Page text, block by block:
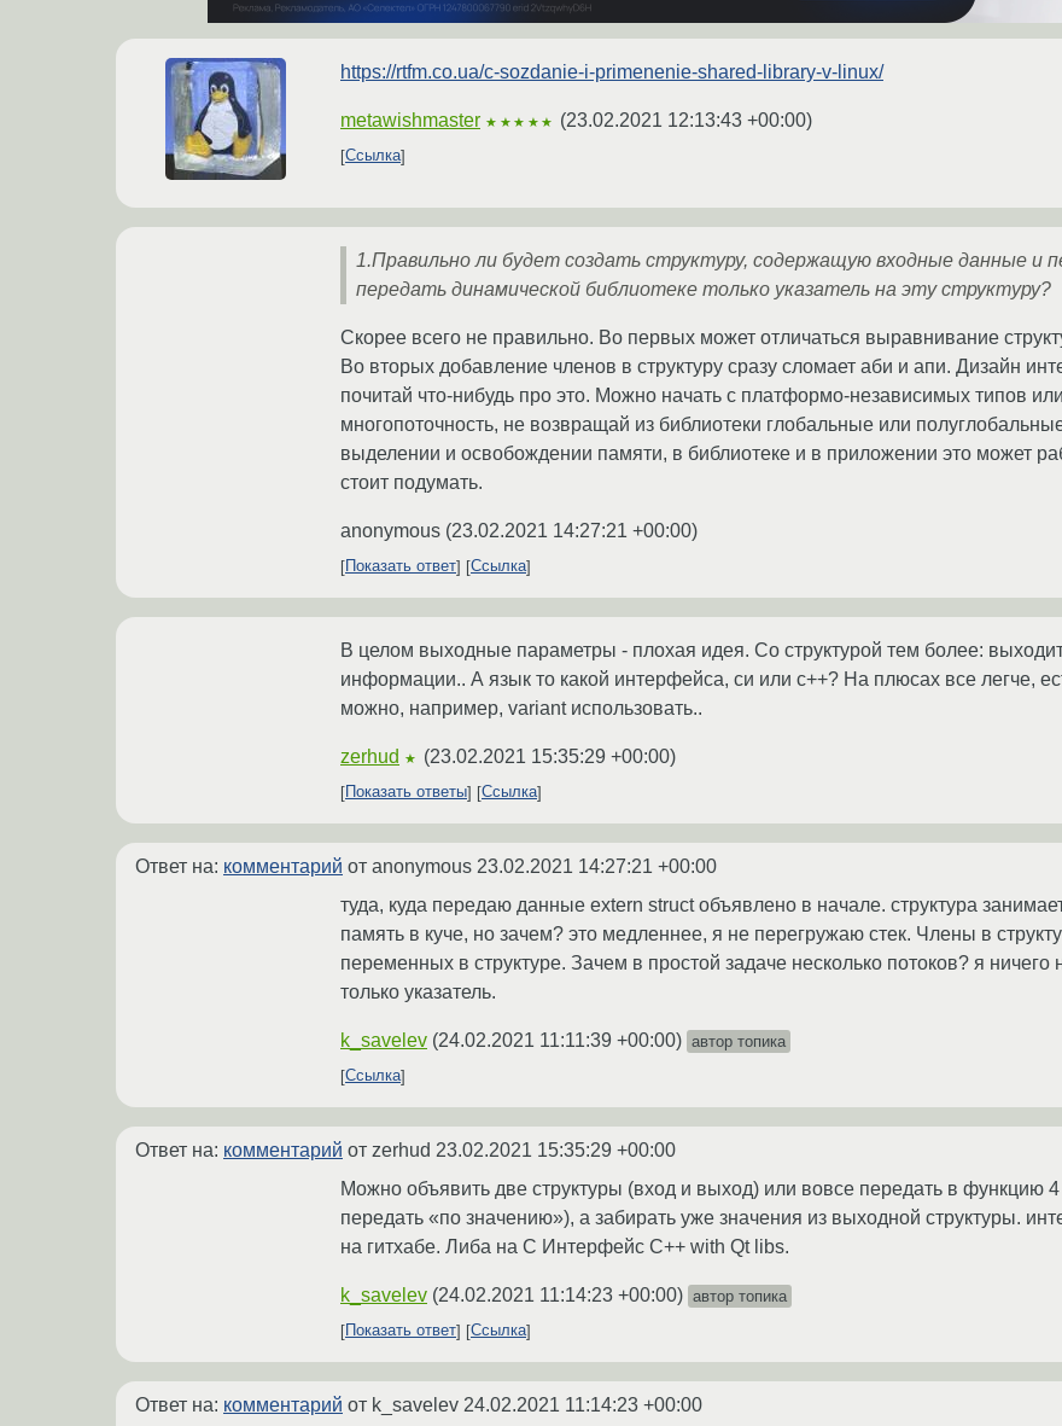
https://rtfm.co.ua/c-sozdanie-i-primenenie-shared-library-v-linux/
metawishmaster ★★★★★ (23.02.2021 12:13:43 +00:00)
Ссылка
1.Правильно ли будет создать структуру, содержащую входные данные и
передать динамической библиотеке только указатель на эту структуру?
Скорее всего не правильно. Во первых может отличаться выравнивание
Во вторых добавление членов в структуру сразу сломает аби и апи. Дизайн
почитай что-нибудь про это. Можно начать с платформо-независимых типов
многопоточность, не возвращай из библиотеки глобальные или
выделении и освобождении памяти, в библиотеке и в приложении это может
стоит подумать.
anonymous (23.02.2021 14:27:21 +00:00)
Показать ответ Ссылка
В целом выходные параметры - плохая идея. Со структурой тем более: выходит
информации.. А язык то какой интерфейса, си или c++? На плюсах все легче,
можно, например, variant использовать..
zerhud ★ (23.02.2021 15:35:29 +00:00)
Показать ответы Ссылка
Ответ на: комментарий от anonymous 23.02.2021 14:27:21 +00:00
туда, куда передаю данные extern struct объявлено в начале. структура
память в куче, но зачем? это медленнее, я не перегружаю стек. Члены в
переменных в структуре. Зачем в простой задаче несколько потоков? я
только указатель.
k_savelev (24.02.2021 11:11:39 +00:00) автор топика
Ссылка
Ответ на: комментарий от zerhud 23.02.2021 15:35:29 +00:00
Можно объявить две структуры (вход и выход) или вовсе передать в функцию
передать «по значению»), а забирать уже значения из выходной структуры.
на гитхабе. Либа на C Интерфейс С++ with Qt libs.
k_savelev (24.02.2021 11:14:23 +00:00) автор топика
Показать ответ
Ссылка
Ответ на: комментарий от k_savelev 24.02.2021 11:14:23 +00:00